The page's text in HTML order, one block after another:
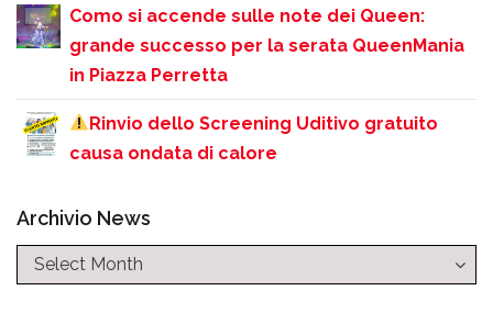
Como si accende sulle note dei Queen:
grande successo per la serata QueenMania
in Piazza Perretta
Rinvio dello Screening Uditivo gratuito
causa ondata di calore
Archivio News